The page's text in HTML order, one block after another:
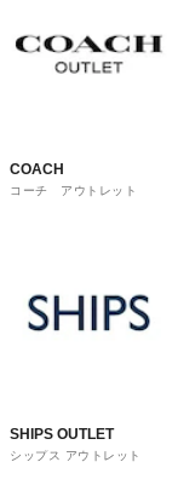
COACH
コーチ アウトレット
SHIPS OUTLET
シップス アウトレット